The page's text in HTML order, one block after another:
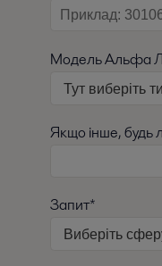
Модель Альфа
Якщо інше, будь
Запит*